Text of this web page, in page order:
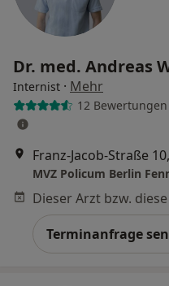
Dr. med. Andreas
Internist · Mehr
12 Bewertungen
Franz-Jacob-Straße
MVZ Policum Berlin
Terminanfrage